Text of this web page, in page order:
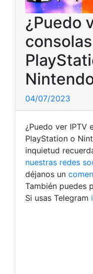
¿Puedo
04/07/2023
¿Puedo ver IPTV
PlayStation o
inquietud
nuestras redes
déjanos un
También puedes
Si usas Telegram